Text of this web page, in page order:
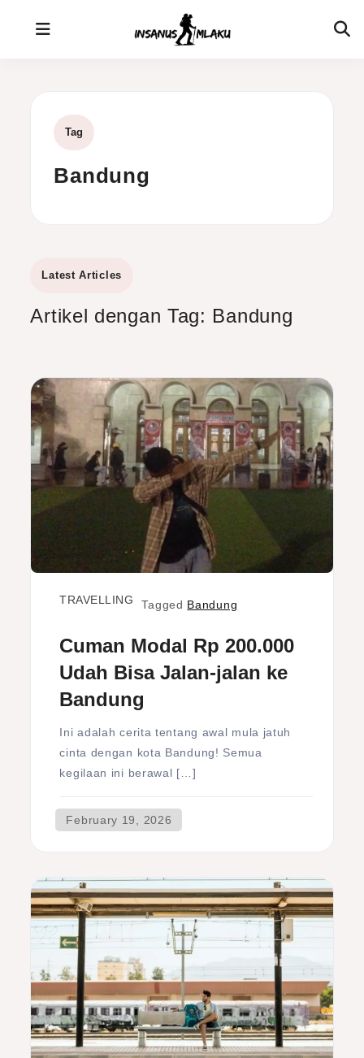
Tag
Bandung
Latest Articles
Artikel dengan Tag: Bandung
TRAVELLING Tagged Bandung
Cuman Modal Rp 200.000
Udah Bisa Jalan-jalan ke
Bandung
Ini adalah cerita tentang awal mula jatuh
cinta dengan kota Bandung! Semua
kegilaan ini berawal […]